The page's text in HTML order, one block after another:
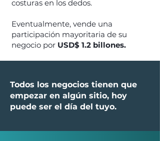
costuras en los dedos.
Eventualmente, vende una
participación mayoritaria de su
negocio por USD$ 1.2 billones.
Todos los negocios tienen que
empezar en algún sitio, hoy
puede ser el día del tuyo.